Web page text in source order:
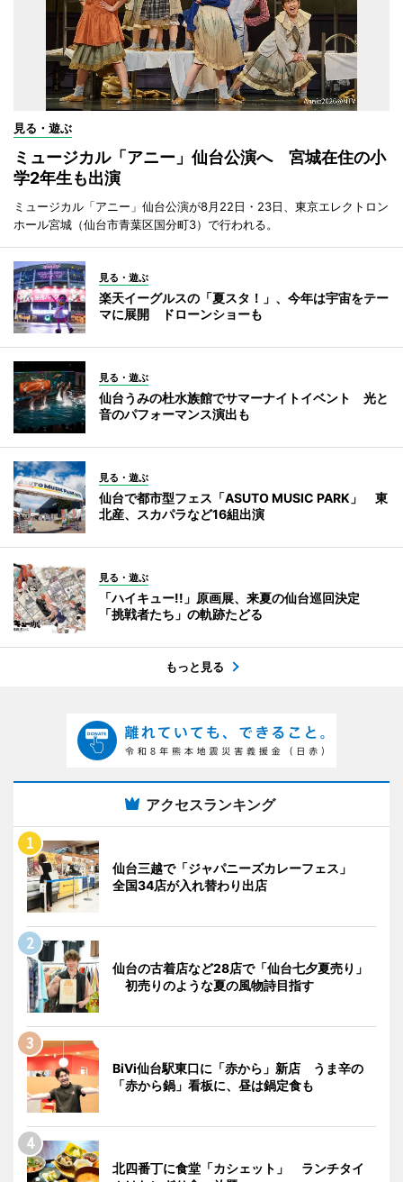
見る・遊ぶ
ミュージカル「アニー」仙台公演へ 宮城在住の小
学2年生も出演
ミュージカル「アニー」仙台公演が8月22日・23日、東京エレクトロン
ホール宮城（仙台市青葉区国分町3）で行われる。
見る・遊ぶ
楽天イーグルスの「夏スタ！」、今年は宇宙をテー
マに展開 ドローンショーも
見る・遊ぶ
仙台うみの杜水族館でサマーナイトイベント 光と
音のパフォーマンス演出も
見る・遊ぶ
仙台で都市型フェス「ASUTO MUSIC PARK」 東
北産、スカパラなど16組出演
見る・遊ぶ
「ハイキュー!!」原画展、来夏の仙台巡回決定
「挑戦者たち」の軌跡たどる
もっと見る
アクセスランキング
仙台三越で「ジャパニーズカレーフェス」
全国34店が入れ替わり出店
仙台の古着店など28店で「仙台七夕夏売り」
初売りのような夏の風物詩目指す
BiVi仙台駅東口に「赤から」新店 うま辛の
「赤から鍋」看板に、昼は鍋定食も
北四番丁に食堂「カシェット」 ランチタイ